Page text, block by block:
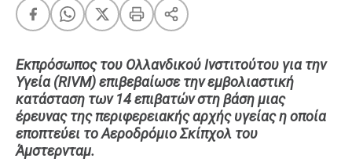
LIFE
Food
Body+Mind
Ταξίδια
Style
Σπίτι
Εκπρόσωπος του Ολλανδικού Ινστιτούτου για την
Υγεία (RIVM) επιβεβαίωσε την εμβολιαστική
κατάσταση των 14 επιβατών στη βάση μιας
έρευνας της περιφερειακής αρχής υγείας η οποία
εποπτεύει το Αεροδρόμιο Σκίπχολ του
Άμστερνταμ.